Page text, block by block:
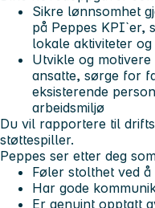
Sikre lønnsomhet
på Peppes KPI`er,
lokale aktiviteter
Utvikle og
ansatte, sørge for
eksisterende
arbeidsmiljø
Du vil rapportere til
støttespiller.
Peppes ser etter deg
Føler stolthet ved
Har gode
Er genuint opptatt